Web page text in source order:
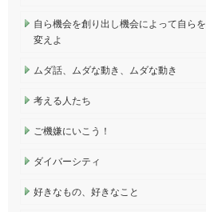
自ら機会を創り出し機会によって自らを
変えよ
ムダ話、ムダな動き、ムダな動き
考える人たち
ご機嫌にいこう！
ダイバーシティ
好きなもの、好きなこと